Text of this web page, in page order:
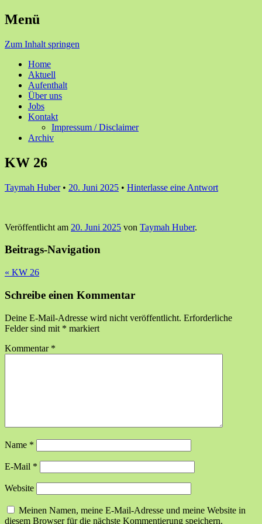
Rohrbach
Menü
Zum Inhalt springen
Home
Aktuell
Aufenthalt
Über uns
Jobs
Kontakt
Impressum / Disclaimer
Archiv
KW 26
Taymah Huber • 20. Juni 2025 • Hinterlasse eine Antwort
Veröffentlicht am 20. Juni 2025 von Taymah Huber.
Beitrags-Navigation
« KW 26
Schreibe einen Kommentar
Deine E-Mail-Adresse wird nicht veröffentlicht. Erforderliche
Felder sind mit * markiert
Kommentar *
Name *
E-Mail *
Website
Meinen Namen, meine E-Mail-Adresse und meine Website in
diesem Browser für die nächste Kommentierung speichern.